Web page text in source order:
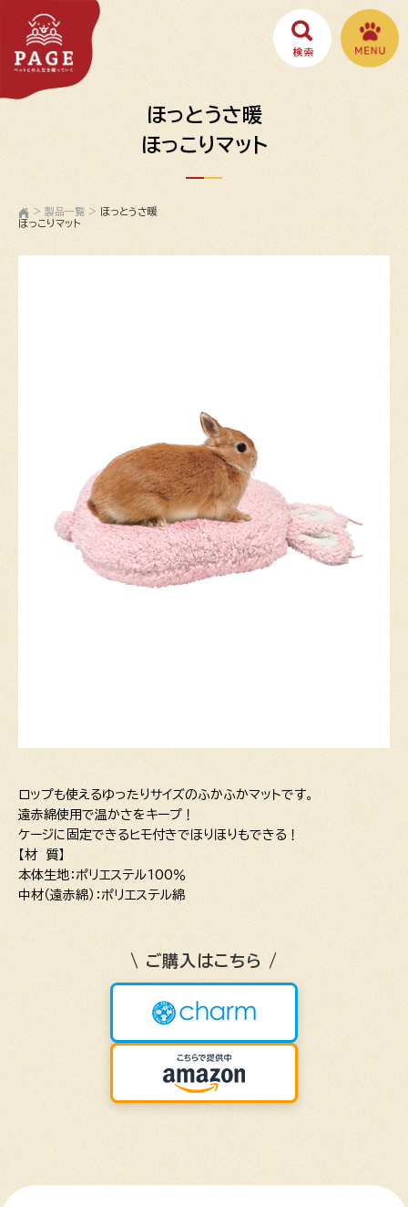
ほっとうさ暖
ほっこりマット
> 製品一覧 > ほっとうさ暖
ほっこりマット
ロップも使えるゆったりサイズのふかふかマットです。
遠赤綿使用で温かさをキープ！
ケージに固定できるヒモ付きでほりほりもできる！
【材 質】
本体生地：ポリエステル100％
中材（遠赤綿）：ポリエステル綿
\ ご購入はこちら /